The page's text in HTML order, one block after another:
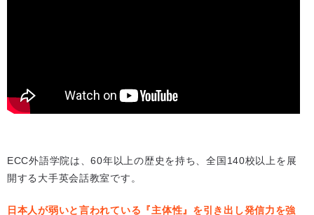
ECC外語学院は、60年以上の歴史を持ち、全国140校以上を展
開する大手英会話教室です。
日本人が弱いと言われている『主体性』を引き出し発信力を強